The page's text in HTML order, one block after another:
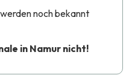
noch bekannt
in Namur nicht!